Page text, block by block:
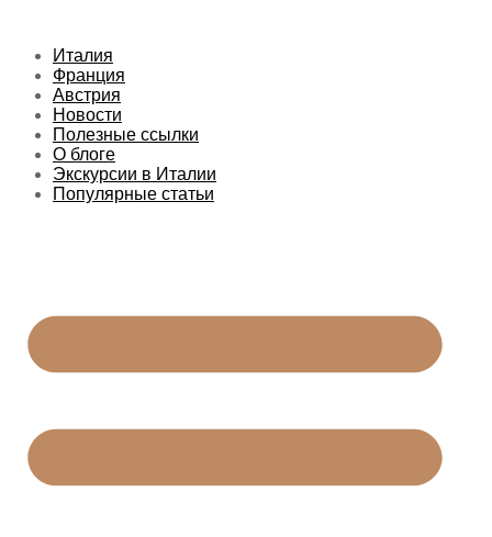
содержимому
Италия
Франция
Австрия
Новости
Полезные ссылки
О блоге
Экскурсии в Италии
Популярные статьи